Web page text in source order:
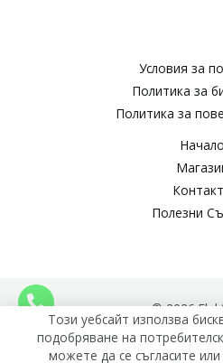
Условия за
Политика за
Политика за
Начало
Полезни
© 2026
Този уебсайт използва
подобряване на
можете да се съгласите